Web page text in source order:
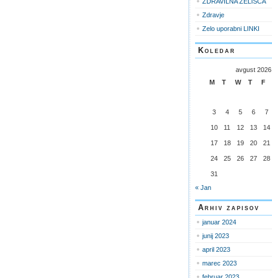
Zdravje
Zelo uporabni LINKI
Koledar
avgust 2026
M
T W T F
3 4 5 6 7
10 11 12 13 14
17 18 19 20 21
24 25 26 27 28
31
« Jan
Arhiv zapisov
januar 2024
junij 2023
april 2023
marec 2023